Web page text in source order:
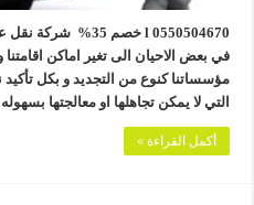
في بعض الاحيان الى تغير اماكن اقامتنا
مؤسساتنا كنوع من التجديد و بكل تأكيد
التي لا يمكن تجاهلها او معالجتها
أكمل القراءة »